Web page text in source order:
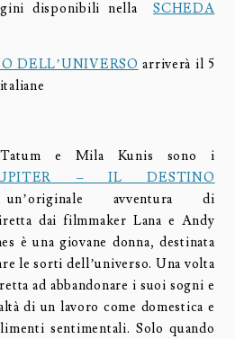
disponibili nellaSCHEDA
DELL’UNIVERSO arriverà il 5
Tatum e Mila Kunis sono i
– IL DESTINO
avventura di
dai filmmaker Lana e Andy
è una giovane donna, destinata
le sorti dell’universo. Una volta
ad abbandonare i suoi sogni e
di un lavoro come domestica e
sentimentali. Solo quando